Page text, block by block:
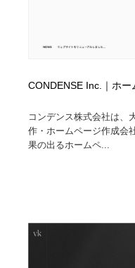
CONDENSE Inc.｜ホ
コンデンス株式会社は、
作・ホームページ作成会
果の出るホームペ...